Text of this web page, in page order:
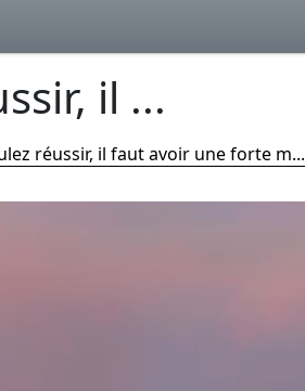
il ...
réussir, il faut avoir une forte m...